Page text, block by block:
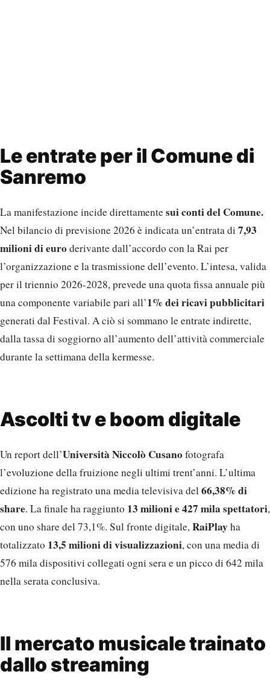
Le entrate per il Comune di
Sanremo
La manifestazione incide direttamentesui conti del Comune.
Nel bilancio di previsione 2026 è indicata un’entrata di 7,93
milioni di euroderivante dall’accordo con la Rai per
l’organizzazione e la trasmissione dell’evento. L’intesa, valida
per il triennio 2026-2028, prevede una quota fissa annuale più
una componente variabile pari all’1% dei ricavi pubblicitari
generati dal Festival. A ciò si sommano le entrate indirette,
dalla tassa di soggiorno all’aumento dell’attività commerciale
durante la settimana della kermesse.
Ascolti tv e boom digitale
Un report dell’Università Niccolò Cusanofotografa
l’evoluzione della fruizione negli ultimi trent’anni. L’ultima
edizione ha registrato una media televisiva del66,38% di
share. La finale ha raggiunto 13 milioni e 427 mila spettatori,
con uno share del 73,1%. Sul fronte digitale,RaiPlayha
totalizzato 13,5 milioni di visualizzazioni, con una media di
576 mila dispositivi collegati ogni sera e un picco di 642 mila
nella serata conclusiva.
Il mercato musicale trainato
dallo streaming